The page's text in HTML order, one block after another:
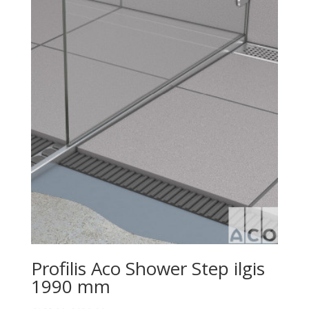
Profilis Aco Shower Step ilgis
1990 mm